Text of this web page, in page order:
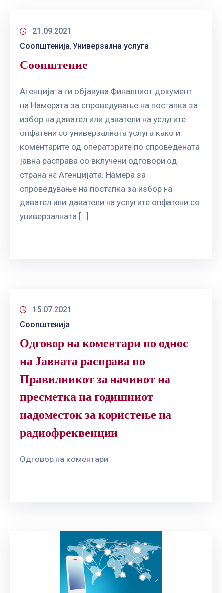
21.09.2021
Соопштенија‚Универзална услуга
Соопштение
Агенцијата ги објавува Финалниот документ
на Намерата за спроведување на постапка за
избор на давател или даватели на услугите
опфатени со универзалната услуга како и
коментарите од операторите по спроведената
јавна расправа со вклучени одговори од
страна на Агенцијата. Намера за
спроведување на постапка за избор на
давател или даватели на услугите опфатени со
универзалната […]
15.07.2021
Соопштенија
Одговор на коментари по однос
на Јавната расправа по
Правилникот за начинот на
пресметка на годишниот
надоместок за користење на
радиофреквенции
Одговор на коментари